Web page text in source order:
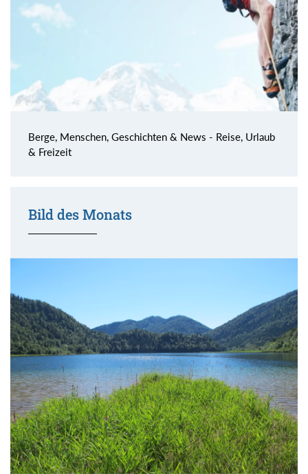
Berge, Menschen, Geschichten & News - Reise, Urlaub
& Freizeit
Bild des Monats